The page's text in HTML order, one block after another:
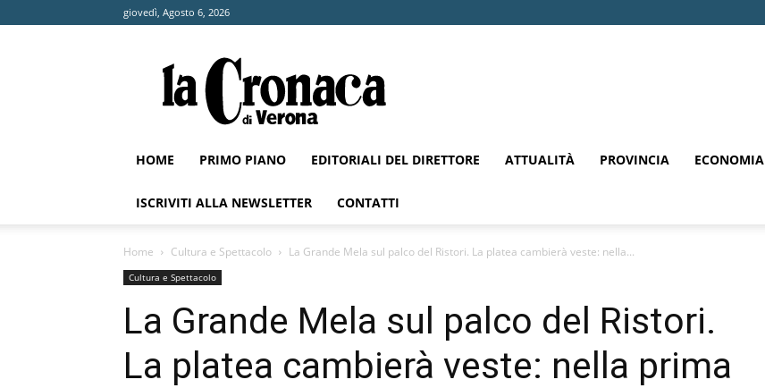
giovedì, Agosto 6, 2026
Cronaca
di
Verona
HOME PRIMO PIANO EDITORIALI DEL DIRETTORE ATTUALITÀ PROVINCIA ECONOMIA
ISCRIVITI ALLA NEWSLETTER CONTATTI
Home Cultura e Spettacolo La Grande Mela sul palco del Ristori. La platea cambierà veste: nella...
Cultura e Spettacolo
La Grande Mela sul palco del Ristori.
La platea cambierà veste: nella prima